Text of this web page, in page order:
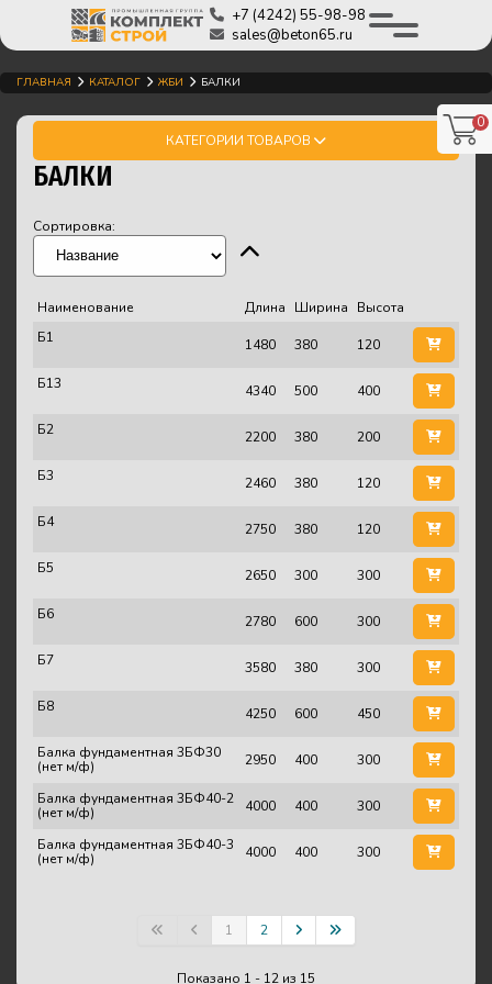
+7 (4242) 55-98-98
sales@beton65.ru
0
ГЛАВНАЯ КАТАЛОГ ЖБИ БАЛКИ
КАТЕГОРИИ ТОВАРОВ
БАЛКИ
Сортировка:
Наименование Длина Ширина
Высота
Б1
1480 380 120
Б13 4340 500 400
Б2 2200 380 200
Б3 2460 380 120
Б4 2750 380 120
Б5 2650 300 300
Б6 2780 600 300
Б7 3580 380 300
Б8 4250 600 450
Балка фундаментная 3БФ30
(нет м/ф)
2950 400 300
Балка фундаментная 3БФ40-2
(нет м/ф)
4000 400 300
Балка фундаментная 3БФ40-3
(нет м/ф)
4000 400 300
1 2
Показано 1 - 12 из 15